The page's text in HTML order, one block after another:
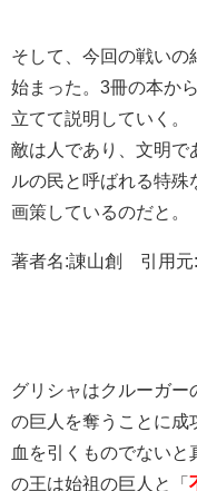
そして、今回の戦いの
始まった。3冊の本か
立てて説明していく。
敵は人であり、文明で
ルの民と呼ばれる特殊
画策しているのだと。
著者名:諌山創 引用元
グリシャはクルーガー
の巨人を奪うことに成
血を引くものでない
の王は始祖の巨人と「